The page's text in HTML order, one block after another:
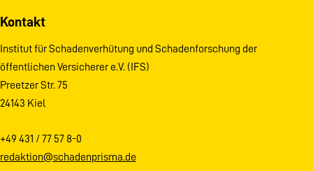
Kontakt
Institut für Schadenverhütung und Schadenforschung der
öffentlichen Versicherer e.V. (IFS)
Preetzer Str. 75
24143 Kiel
+49 431 / 77 57 8-0
redaktion@schadenprisma.de